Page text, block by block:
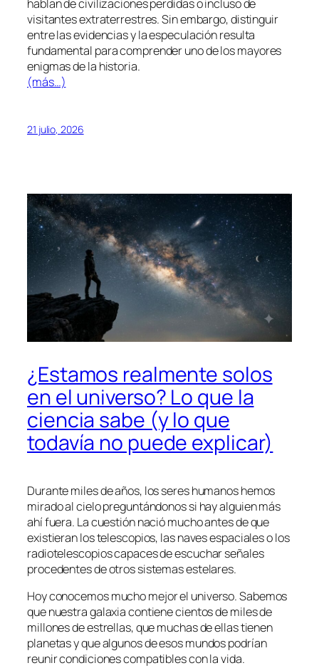
hablan de civilizaciones perdidas o incluso de
visitantes extraterrestres. Sin embargo, distinguir
entre las evidencias y la especulación resulta
fundamental para comprender uno de los mayores
enigmas de la historia.
(más…)
21 julio, 2026
¿Estamos realmente solos
en el universo? Lo que la
ciencia sabe (y lo que
todavía no puede explicar)
Durante miles de años, los seres humanos hemos
mirado al cielo preguntándonos si hay alguien más
ahí fuera. La cuestión nació mucho antes de que
existieran los telescopios, las naves espaciales o los
radiotelescopios capaces de escuchar señales
procedentes de otros sistemas estelares.
Hoy conocemos mucho mejor el universo. Sabemos
que nuestra galaxia contiene cientos de miles de
millones de estrellas, que muchas de ellas tienen
planetas y que algunos de esos mundos podrían
reunir condiciones compatibles con la vida.